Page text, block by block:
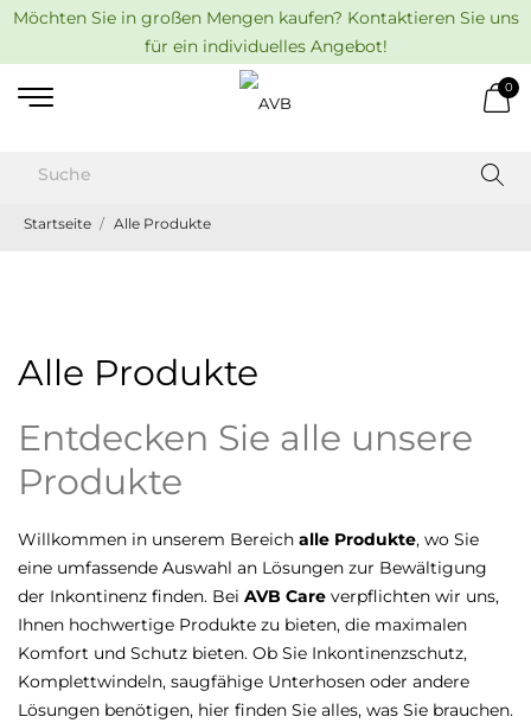
Möchten Sie in großen Mengen kaufen? Kontaktieren Sie uns
für ein individuelles Angebot!
0
Startseite Alle Produkte
Alle Produkte
Entdecken Sie alle unsere
Produkte
Willkommen in unserem Bereich alle Produkte, wo Sie
eine umfassende Auswahl an Lösungen zur Bewältigung
der Inkontinenz finden. Bei AVB Care verpflichten wir uns,
Ihnen hochwertige Produkte zu bieten, die maximalen
Komfort und Schutz bieten. Ob Sie Inkontinenzschutz,
Komplettwindeln, saugfähige Unterhosen oder andere
Lösungen benötigen, hier finden Sie alles, was Sie brauchen.